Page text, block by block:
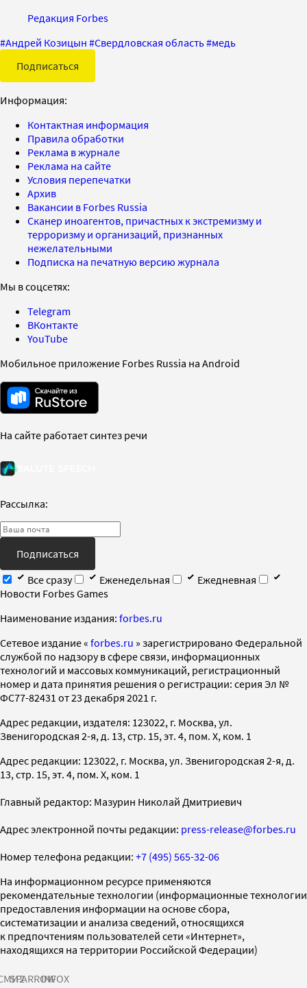
Редакция Forbes
#Андрей Козицын #Свердловская область#медь
Подписаться
Информация:
Контактная информация
Правила обработки
Реклама в журнале
Реклама на сайте
Условия перепечатки
Архив
Вакансии в Forbes Russia
Сканер иноагентов, причастных к экстремизму и
терроризму и организаций, признанных
нежелательными
Подписка на печатную версию журнала
Мы в соцсетях:
Telegram
ВКонтакте
YouTube
Мобильное приложение Forbes Russia на Android
На сайте работает синтез речи
Рассылка:
Подписаться
Все сразу
Еженедельная
Ежедневная
Новости Forbes Games
Наименование издания: forbes.ru
Cетевое издание « forbes.ru » зарегистрировано Федеральной
службой по надзору в сфере связи, информационных
технологий и массовых коммуникаций, регистрационный
номер и дата принятия решения о регистрации: серия Эл №
ФС77-82431 от 23 декабря 2021 г.
Адрес редакции, издателя: 123022, г. Москва, ул.
Звенигородская 2-я, д. 13, стр. 15, эт. 4, пом. X, ком. 1
Адрес редакции: 123022, г. Москва, ул. Звенигородская 2-я, д.
13, стр. 15, эт. 4, пом. X, ком. 1
Главный редактор: Мазурин Николай Дмитриевич
Адрес электронной почты редакции: press-release@forbes.ru
Номер телефона редакции: +7 (495) 565-32-06
На информационном ресурсе применяются
рекомендательные технологии (информационные технологии
предоставления информации на основе сбора,
систематизации и анализа сведений, относящихся
к предпочтениям пользователей сети «Интернет»,
находящихся на территории Российской Федерации)
SPARROWINFOX